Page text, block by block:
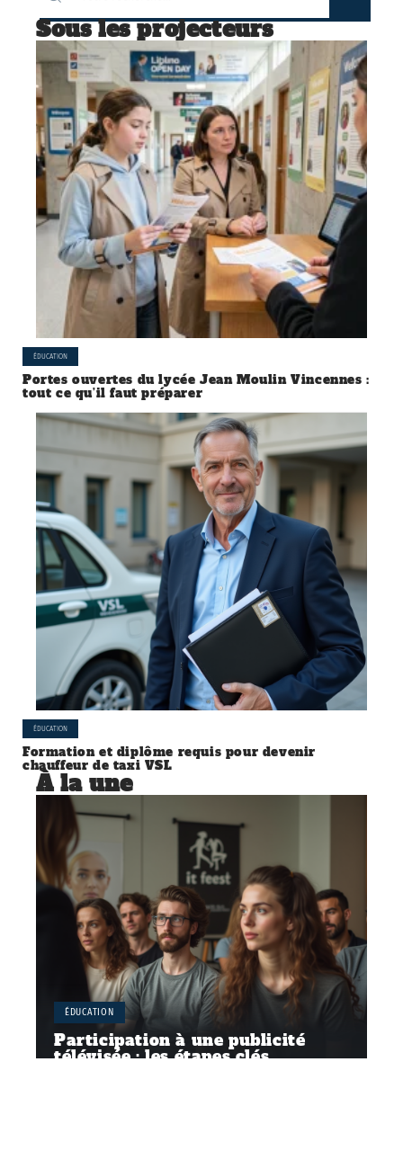
Sous les projecteurs
ÉDUCATION
Portes ouvertes du lycée Jean Moulin Vincennes :
tout ce qu’il faut préparer
ÉDUCATION
Formation et diplôme requis pour devenir
chauffeur de taxi VSL
À la une
ÉDUCATION
Participation à une publicité
télévisée : les étapes clés